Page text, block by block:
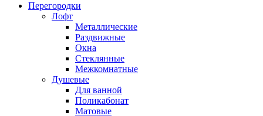
Перегородки
Лофт
Металлические
Раздвижные
Окна
Стеклянные
Межкомнатные
Душевые
Для ванной
Поликабонат
Матовые